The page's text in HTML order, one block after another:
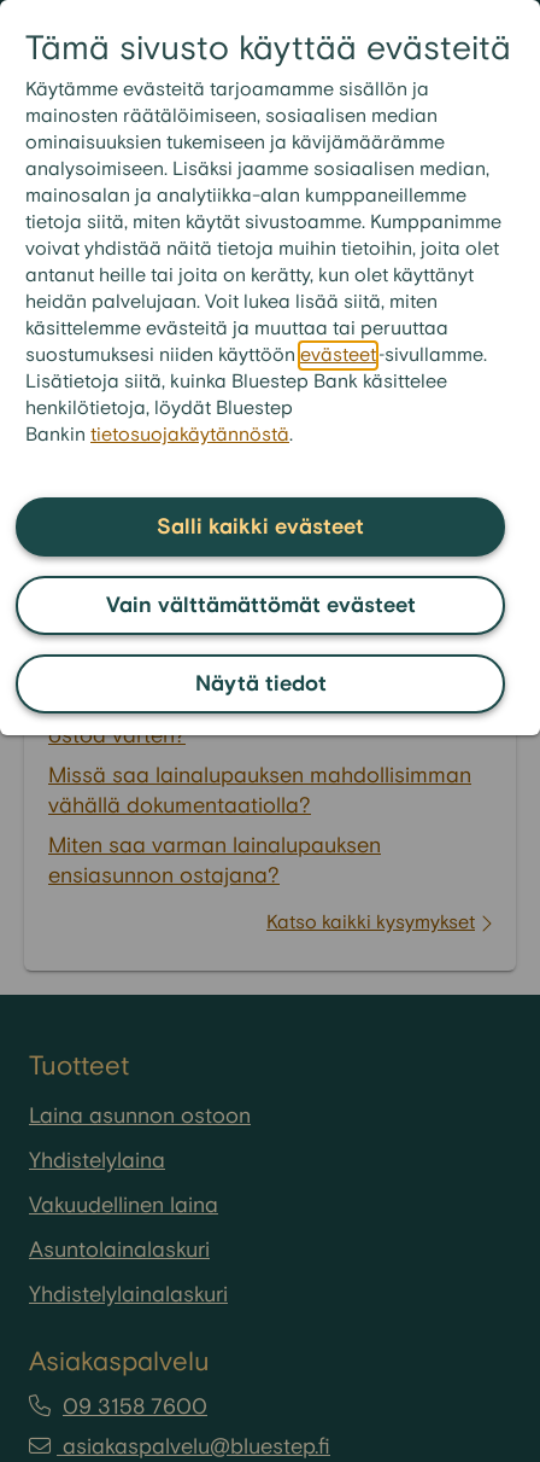
Tämä sivusto käyttää evästeitä
Käytämme evästeitä tarjoamamme sisällön ja
mainosten räätälöimiseen, sosiaalisen median
ominaisuuksien tukemiseen ja kävijämäärämme
analysoimiseen. Lisäksi jaamme sosiaalisen median,
mainosalan ja analytiikka-alan kumppaneillemme
tietoja siitä, miten käytät sivustoamme. Kumppanimme
voivat yhdistää näitä tietoja muihin tietoihin, joita olet
antanut heille tai joita on kerätty, kun olet käyttänyt
heidän palvelujaan. Voit lukea lisää siitä, miten
käsittelemme evästeitä ja muuttaa tai peruuttaa
suostumuksesi niiden käyttöön evästeet-sivullamme.
Lisätietoja siitä, kuinka Bluestep Bank käsittelee
henkilötietoja, löydät Bluestep
Bankin tietosuojakäytännöstä.
Näytä tiedot
Vain välttämättömät evästeet
Salli kaikki evästeet
09 3158 7600
bluestep.fi > Laina > FAQ - Lainalupaus
Tarvitsenko lainalupauksen
saadakseni
asuntolainatarjouksen?
Bluestep Bankilta voi hakea suoraan
asuntolainatarjouksen, mikäli ostettava kohde on
tiedossa.
kategoriasta:FAQ -
Lainalupaus
Voiko saada lainalupauksen ilman vakituista
työsuhdetta?
Miten saa lainalupauksen pienillä tuloilla?
Mistä saa nopeasti lainalupauksen asunnon
ostoa varten?
Missä saa lainalupauksen mahdollisimman
vähällä dokumentaatiolla?
Miten saa varman lainalupauksen
ensiasunnon ostajana?
Katso kaikki kysymykset
Tuotteet
Laina asunnon ostoon
Yhdistelylaina
Vakuudellinen laina
Asuntolainalaskuri
Yhdistelylainalaskuri
Asiakaspalvelu
09 3158 7600
asiakaspalvelu@bluestep.fi